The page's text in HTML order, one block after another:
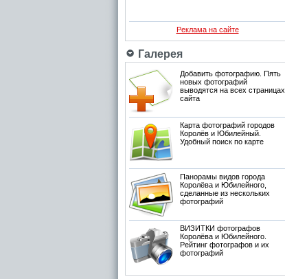
Реклама на сайте
Галерея
Добавить фотографию. Пять
новых фотографий
выводятся на всех страницах
сайта
Карта фотографий городов
Королёв и Юбилейный.
Удобный поиск по карте
Панорамы видов города
Королёва и Юбилейного,
сделанные из нескольких
фотографий
ВИЗИТКИ фотографов
Королёва и Юбилейного.
Рейтинг фотографов и их
фотографий